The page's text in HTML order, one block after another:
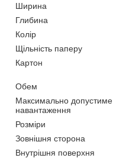
Ширина
Глибина
Колір
Щільність паперу
Картон
Обем
Максимально допустиме
навантаження
Розміри
Зовнішня сторона
Внутрішня поверхня